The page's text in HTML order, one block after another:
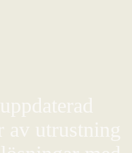
av utrustning